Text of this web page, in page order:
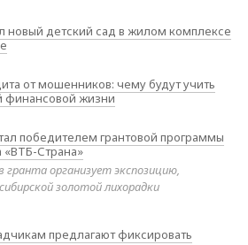
новый детский сад в жилом комплексе
от мошенников: чему будут учить
финансовой жизни
победителем грантовой программы
«ВТБ-Страна»
организует экспозицию,
золотой лихорадки
предлагают фиксировать